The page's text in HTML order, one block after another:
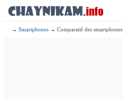
→Smartphones → Comparatif des smartphones